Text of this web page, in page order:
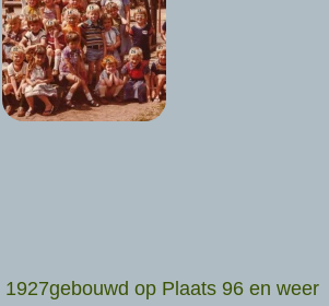
op Plaats 96 en weer